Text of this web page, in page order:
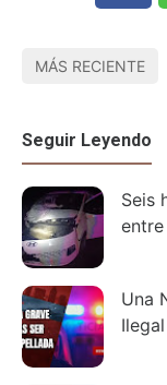
MÁS RECIENTE
Seguir Leyendo
Seis
entre
Una
Ilegal